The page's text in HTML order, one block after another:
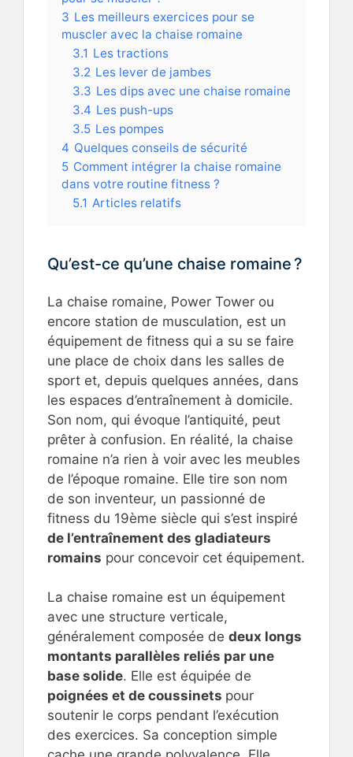
3 Les meilleurs exercices pour se
muscler avec la chaise romaine
3.1 Les tractions
3.2 Les lever de jambes
3.3 Les dips avec une chaise romaine
3.4 Les push-ups
3.5 Les pompes
4 Quelques conseils de sécurité
5 Comment intégrer la chaise romaine
dans votre routine fitness ?
5.1 Articles relatifs
Qu’est-ce qu’une chaise romaine ?
La chaise romaine, Power Tower ou
encore station de musculation, est un
équipement de fitness qui a su se faire
une place de choix dans les salles de
sport et, depuis quelques années, dans
les espaces d’entraînement à domicile.
Son nom, qui évoque l’antiquité, peut
prêter à confusion. En réalité, la chaise
romaine n’a rien à voir avec les meubles
de l’époque romaine. Elle tire son nom
de son inventeur, un passionné de
fitness du 19ème siècle qui s’est inspiré
de l’entraînement des gladiateurs
romains pour concevoir cet équipement.
La chaise romaine est un équipement
avec une structure verticale,
généralement composée de deux longs
montants parallèles reliés par une
base solide. Elle est équipée de
poignées et de coussinets pour
soutenir le corps pendant l’exécution
des exercices. Sa conception simple